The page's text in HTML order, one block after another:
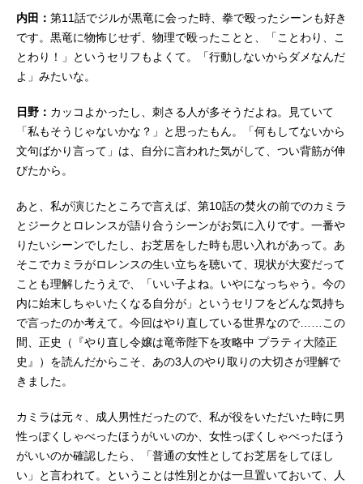
内田： 第11話でジルが黒竜に会った時、拳で殴ったシーンも好き
です。黒竜に物怖じせず、物理で殴ったことと、「ことわり、こ
とわり！」というセリフもよくて。「行動しないからダメなんだ
よ」みたいな。
日野： カッコよかったし、刺さる人が多そうだよね。見ていて
「私もそうじゃないかな？」と思ったもん。「何もしてないから
文句ばかり言って」は、自分に言われた気がして、つい背筋が伸
びたから。
あと、私が演じたところで言えば、第10話の焚火の前でのカミラ
とジークとロレンスが語り合うシーンがお気に入りです。一番や
りたいシーンでしたし、お芝居をした時も思い入れがあって。あ
そこでカミラがロレンスの生い立ちを聴いて、現状が大変だって
ことも理解したうえで、「いい子よね。いやになっちゃう。今の
内に始末しちゃいたくなる自分が」というセリフをどんな気持ち
で言ったのか考えて。今回はやり直している世界なので……この
間、正史（『やり直し令嬢は竜帝陛下を攻略中 プラティ大陸正
史』）を読んだからこそ、あの3人のやり取りの大切さが理解で
きました。
カミラは元々、成人男性だったので、私が役をいただいた時に男
性っぽくしゃべったほうがいいのか、女性っぽくしゃべったほう
がいいのか確認したら、「普通の女性としてお芝居をしてほし
い」と言われて。ということは性別とかは一旦置いておいて、人